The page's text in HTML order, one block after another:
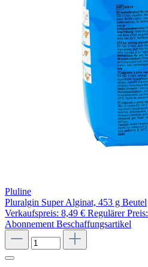
Pluline
Pluralgin Super Alginat, 453 g Beutel
Verkaufspreis: 8,49 € Regulärer Preis:
Abonnement Beschaffungsartikel